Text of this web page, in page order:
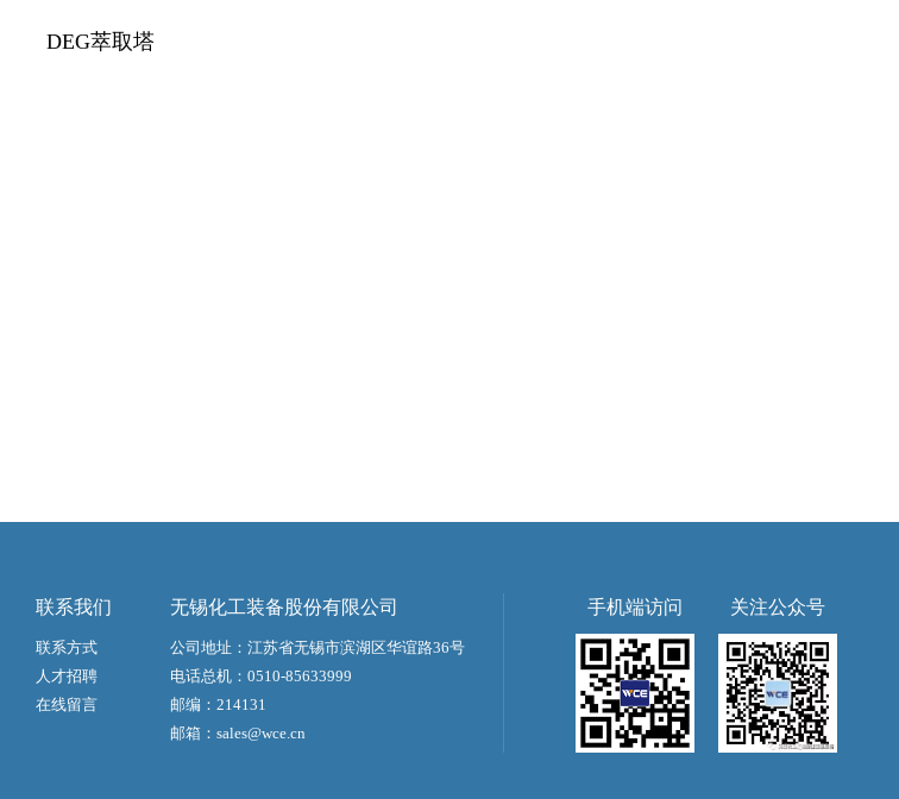
DEG萃取塔
联系我们
联系方式
人才招聘
在线留言
无锡化工装备股份有限公司
公司地址：江苏省无锡市滨湖区华谊路36号
电话总机：0510-85633999
邮编：214131
邮箱：sales@wce.cn
手机端访问 关注公众号